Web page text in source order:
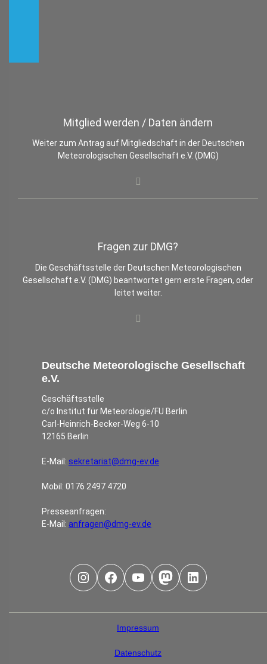
Mitglied werden / Daten ändern
Weiter zum Antrag auf Mitgliedschaft in der Deutschen
Meteorologischen Gesellschaft e.V. (DMG)
Fragen zur DMG?
Die Geschäftsstelle der Deutschen Meteorologischen
Gesellschaft e.V. (DMG) beantwortet gern erste Fragen, oder
leitet weiter.
Deutsche Meteorologische Gesellschaft
e.V.
Geschäftsstelle
c/o Institut für Meteorologie/FU Berlin
Carl-Heinrich-Becker-Weg 6-10
12165 Berlin
E-Mail: sekretariat@dmg-ev.de
Mobil: 0176 2497 4720
Presseanfragen:
E-Mail: anfragen@dmg-ev.de
Instagram
Facebook
YouTubeMastodon
LinkedIn
Impressum
Datenschutz